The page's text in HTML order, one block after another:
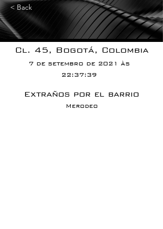
< Back
Cl. 45, Bogotá, Colombia
7 de setembro de 2021 às
22:37:39
Extraños por el barrio
Merodeo